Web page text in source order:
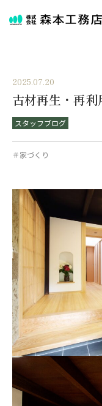
2025.07.20
古材再生・再利
スタッフブログ
＃家づくり